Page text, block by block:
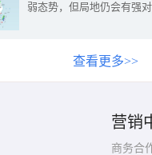
弱态势，但局地仍会有强
查看更多>>
营销
商务合